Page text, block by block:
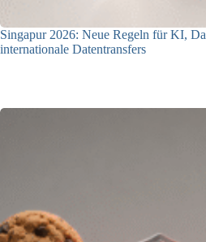
Singapur 2026: Neue Regeln für KI,
internationale Datentransfers